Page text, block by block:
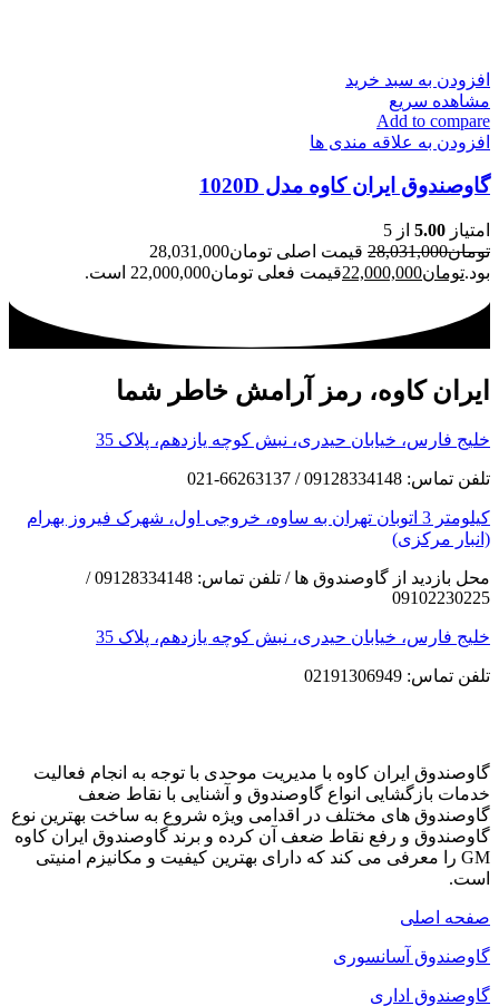
افزودن به سبد خرید
مشاهده سریع
Add to compare
افزودن به علاقه مندی ها
گاوصندوق ایران کاوه مدل 1020D
امتیاز 5.00 از 5
تومان28,031,000
قیمت اصلی تومان28,031,000
بود.تومان22,000,000قیمت فعلی تومان22,000,000 است.
ایران کاوه، رمز آرامش خاطر شما
خلیج فارس، خیابان حیدری، نبش کوچه یازدهم، پلاک 35
تلفن تماس: 09128334148 / 66263137-021
کیلومتر 3 اتوبان تهران به ساوه، خروجی اول، شهرک فیروز بهرام
(انبار مرکزی)
محل بازدید از گاوصندوق ها / تلفن تماس: 09128334148 /
09102230225
خلیج فارس، خیابان حیدری، نبش کوچه یازدهم، پلاک 35
تلفن تماس: 02191306949
گاوصندوق ایران کاوه با مدیریت موحدی با توجه به انجام فعالیت
خدمات بازگشایی انواع گاوصندوق و آشنایی با نقاط ضعف
گاوصندوق های مختلف در اقدامی ویژه شروع به ساخت بهترین نوع
گاوصندوق و رفع نقاط ضعف آن کرده و برند گاوصندوق ایران کاوه
GM را معرفی می کند که دارای بهترین کیفیت و مکانیزم امنیتی
است.
صفحه اصلی
گاوصندوق آسانسوری
گاوصندوق اداری